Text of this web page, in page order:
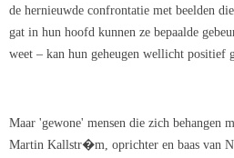
de hernieuwde confrontatie met beelden
gat in hun hoofd kunnen ze bepaalde
weet – kan hun geheugen wellicht positief
Maar 'gewone' mensen die zich behangen
Martin Kallstr�m, oprichter en baas van